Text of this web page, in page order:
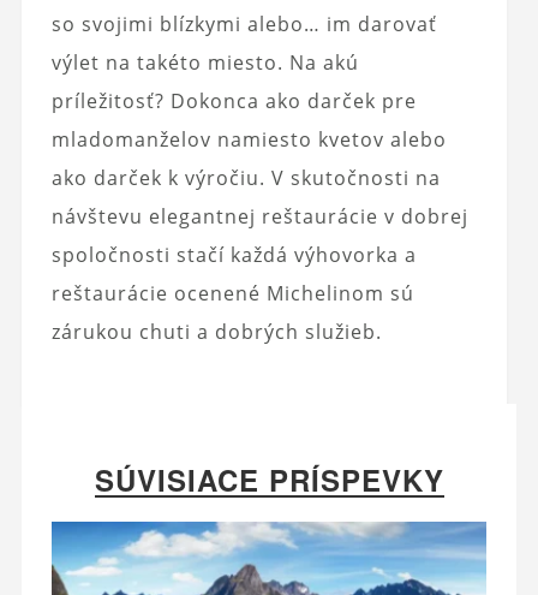
so svojimi blízkymi alebo… im darovať
výlet na takéto miesto. Na akú
príležitosť? Dokonca ako darček pre
mladomanželov namiesto kvetov alebo
ako darček k výročiu. V skutočnosti na
návštevu elegantnej reštaurácie v dobrej
spoločnosti stačí každá výhovorka a
reštaurácie ocenené Michelinom sú
zárukou chuti a dobrých služieb.
SÚVISIACE PRÍSPEVKY